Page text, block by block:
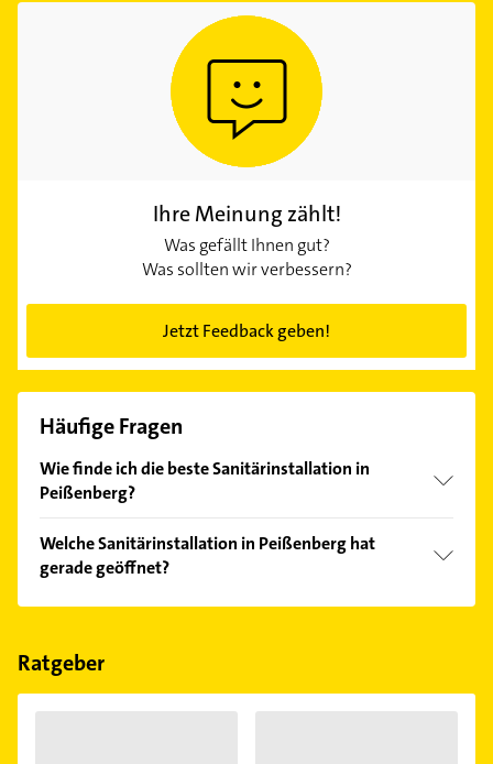
Ihre Meinung zählt!
Was gefällt Ihnen gut?
Was sollten wir verbessern?
Jetzt Feedback geben!
Häufige Fragen
Wie finde ich die beste Sanitärinstallation in
Peißenberg?
Kundenmeinungen und profitieren Sie von den
Empfehlungen. Die Suchergebnisse können Sie sich
einfach nachBewertungensortiert anzeigen lassen.
Welche Sanitärinstallation in Peißenberg hat
gerade geöffnet?
Im Anbieter-Bereich finden Sie alleÖffnungszeiten.
Feiertagen abweichen können.
Ratgeber